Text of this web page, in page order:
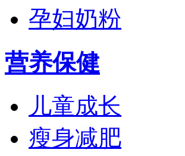
孕妇奶粉
营养保健
儿童成长
瘦身减肥